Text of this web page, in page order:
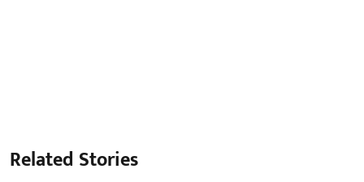
Related Stories